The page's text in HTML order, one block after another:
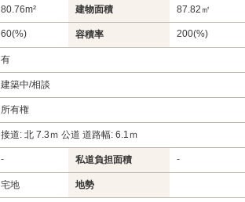
80.76m² 建物面積 87.82㎡
60(%) 容積率 200(%)
有
建築中/相談
所有権
接道: 北 7.3ｍ 公道 道路幅: 6.1ｍ
- 私道負担面積 -
宅地 地勢